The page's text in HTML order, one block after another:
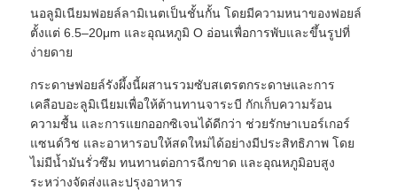
นอลูมิเนียมฟอยล์ลามิเนตเป็นชั้นกั้น โดยมีความหนาของฟอยล์
ตั้งแต่ 6.5–20μm และอุณหภูมิ O อ่อนเพื่อการพับและขึ้นรูปที่
ง่ายดาย
กระดาษฟอยล์รังผึ้งนี้ผสานรวมซับสเตรตกระดาษและการ
เคลือบอะลูมิเนียมเพื่อให้ต้านทานจาระบี กักเก็บความร้อน
ความชื้น และการแยกออกซิเจนได้ดีกว่า ช่วยรักษาเบอร์เกอร์
แซนด์วิช และอาหารอบให้สดใหม่ได้อย่างมีประสิทธิภาพ โดย
ไม่มีน้ำมันรั่วซึม ทนทานต่อการฉีกขาด และอุณหภูมิอบสูง
ระหว่างจัดส่งและปรุงอาหาร